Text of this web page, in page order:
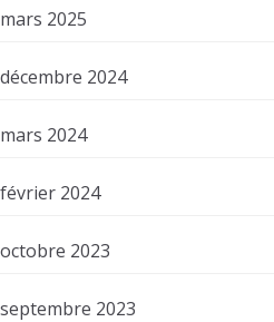
mars 2025
décembre 2024
mars 2024
février 2024
octobre 2023
septembre 2023